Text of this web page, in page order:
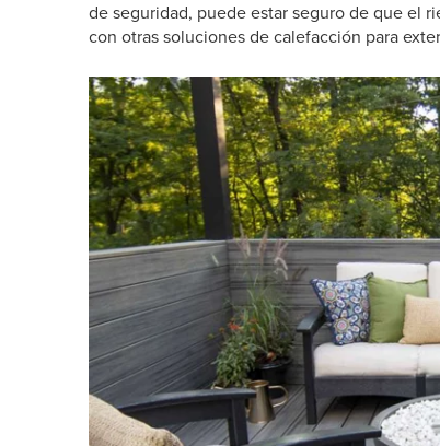
de seguridad, puede estar seguro de que el
con otras soluciones de calefacción para